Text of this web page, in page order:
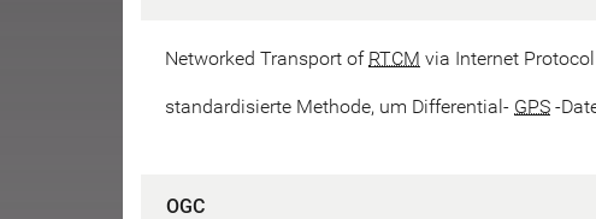
Networked Transport of RTCM via Internet Protocol
standardisierte Methode, um Differential- GPS -
OGC